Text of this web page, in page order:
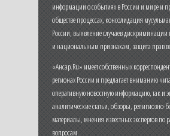
информации о событиях в России и мире и
обществе процессах, консолидация
России, выявление случаев
и национальным признакам, защита прав
«Ансар.Ru» имеет собственных
регионах России и предлагает вниманию
оперативную новостную информацию, так и
аналитические статьи, обзоры, религиозно-
материалы, мнения известных экспертов
вопросам.